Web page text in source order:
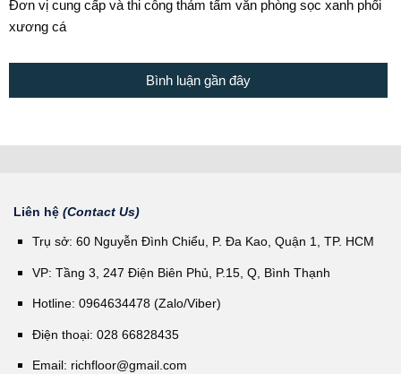
Đơn vị cung cấp và thi công thảm tấm văn phòng sọc xanh phối
xương cá
Bình luận gần đây
Liên hệ (Contact Us)
Trụ sở: 60 Nguyễn Đình Chiểu, P. Đa Kao, Quận 1, TP. HCM
VP: Tầng 3, 247 Điện Biên Phủ, P.15, Q, Bình Thạnh
Hotline: 0964634478 (Zalo/Viber)
Điện thoại: 028 66828435
Email: richfloor@gmail.com